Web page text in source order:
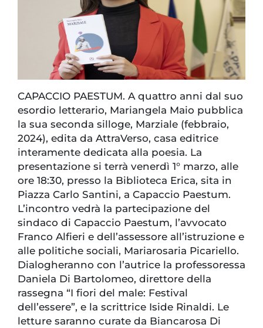
CAPACCIO PAESTUM. A quattro anni dal suo
esordio letterario, Mariangela Maio pubblica
la sua seconda silloge, Marziale (febbraio,
2024), edita da AttraVerso, casa editrice
interamente dedicata alla poesia. La
presentazione si terrà venerdì 1° marzo, alle
ore 18:30, presso la Biblioteca Erica, sita in
Piazza Carlo Santini, a Capaccio Paestum.
L’incontro vedrà la partecipazione del
sindaco di Capaccio Paestum, l’avvocato
Franco Alfieri e dell’assessore all’istruzione e
alle politiche sociali, Mariarosaria Picariello.
Dialogheranno con l’autrice la professoressa
Daniela Di Bartolomeo, direttore della
rassegna “I fiori del male: Festival
dell’essere”, e la scrittrice Iside Rinaldi. Le
letture saranno curate da Biancarosa Di